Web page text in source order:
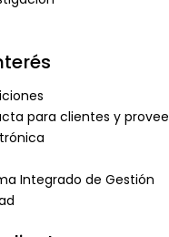
para clientes y
Integrado de Gestión